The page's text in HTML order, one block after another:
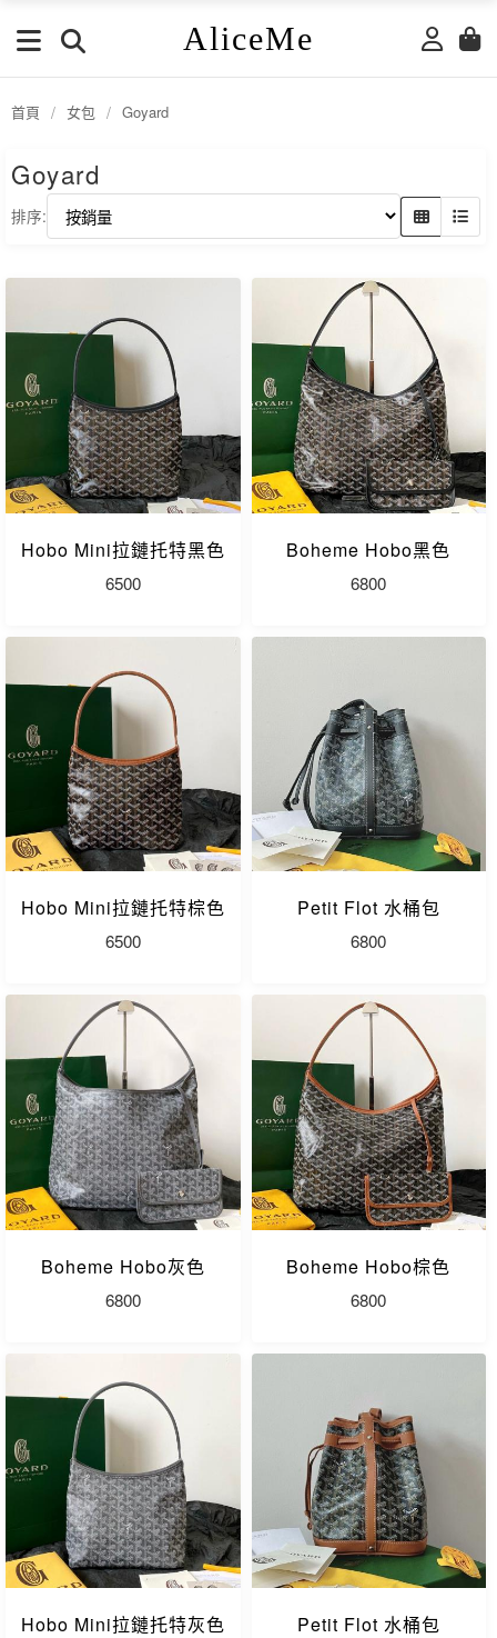
AliceMe
首頁 / 女包 / Goyard
Goyard
排序:
Hobo Mini拉鏈托特黑色
6500
Boheme Hobo黑色
6800
Hobo Mini拉鏈托特棕色
6500
Petit Flot 水桶包
6800
Boheme Hobo灰色
6800
Boheme Hobo棕色
6800
Hobo Mini拉鏈托特灰色 Petit Flot 水桶包